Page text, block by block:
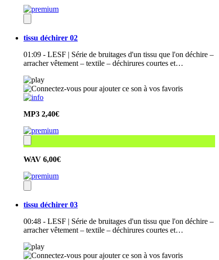
tissu déchirer 02
01:09 - LESF | Série de bruitages d'un tissu que l'on déchire –
arracher vêtement – textile – déchirures courtes et…
MP3 2,40€
WAV 6,00€
tissu déchirer 03
00:48 - LESF | Série de bruitages d'un tissu que l'on déchire –
arracher vêtement – textile – déchirures courtes et…